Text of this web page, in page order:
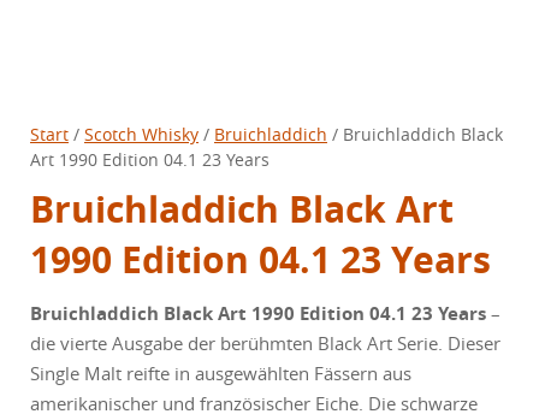
Start / Scotch Whisky / Bruichladdich / Bruichladdich Black
Art 1990 Edition 04.1 23 Years
Bruichladdich Black Art
1990 Edition 04.1 23 Years
Bruichladdich Black Art 1990 Edition 04.1 23 Years –
die vierte Ausgabe der berühmten Black Art Serie. Dieser
Single Malt reifte in ausgewählten Fässern aus
amerikanischer und französischer Eiche. Die schwarze